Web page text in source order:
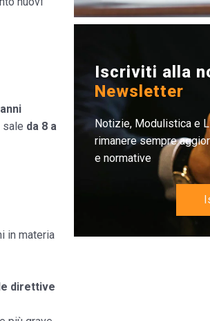
sale da 8 a
in materia
direttive
Iscriviti alla
Newsletter
Notizie, Modulistica e
rimanere sempre
e normative